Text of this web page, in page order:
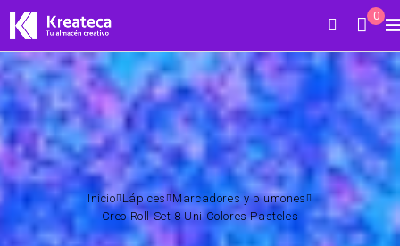
0
Inicio Lápices
Marcadores y plumones
Creo Roll Set 8 Uni Colores Pasteles